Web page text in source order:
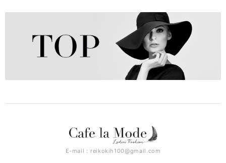
E-mail： reikokih100@gmail.com